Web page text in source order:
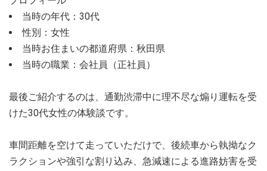
当時の年代：30代
性別：女性
当時お住まいの都道府県：秋田県
当時の職業：会社員（正社員）
最後ご紹介するのは、通勤渋滞中に理不尽な煽り運転を受
けた30代女性の体験談です。
車間距離を空けて走っていただけで、後続車から執拗なク
ラクションや強引な割り込み、急減速による進路妨害を受